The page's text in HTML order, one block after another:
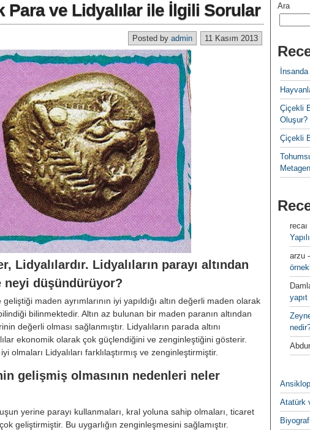
Para ve Lidyalılar ile İlgili Sorular
11 Kasım 2013
Posted by admin
Lidyalılardır. Lidyalıların parayı altından
neyi düşündürüyor?
maden ayrımlarının iyi yapıldığı altın değerli maden olarak
bilinmektedir. Altın az bulunan bir maden paranın altından
değerli olması sağlanmıştır. Lidyalıların parada altını
ekonomik olarak çok güçlendiğini ve zenginleştiğini gösterir.
olmaları Lidyalıları farklılaştırmış ve zenginleştirmiştir.
gelişmiş olmasının nedenleri neler
yerine parayı kullanmaları, kral yoluna sahip olmaları, ticaret
geliştirmiştir. Bu uygarlığın zenginleşmesini sağlamıştır.
Ara
Çiçekli
Oluşur?
Çiçekli
arzu
Atatürk